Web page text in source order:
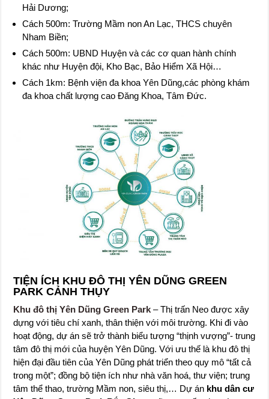
Hải Dương;
Cách 500m: Trường Mầm non An Lạc, THCS chuyên
Nham Biền;
Cách 500m: UBND Huyện và các cơ quan hành chính
khác như Huyện đội, Kho Bạc, Bảo Hiểm Xã Hội…
Cách 1km: Bệnh viện đa khoa Yên Dũng,các phòng khám
đa khoa chất lượng cao Đăng Khoa, Tâm Đức.
TIỆN ÍCH KHU ĐÔ THỊ YÊN DŨNG GREEN
PARK CẢNH THỤY
Khu đô thị Yên Dũng Green Park – Thị trấn Neo được xây
dựng với tiêu chí xanh, thân thiện với môi trường. Khi đi vào
hoạt động, dự án sẽ trở thành biểu tượng “thịnh vượng”- trung
tâm đô thị mới của huyện Yên Dũng. Với ưu thế là khu đô thị
hiện đại đầu tiên của Yên Dũng phát triển theo quy mô “tất cả
trong một”; đồng bộ tiện ích như nhà văn hoá, thư viện; trung
tâm thể thao, trường Mầm non, siêu thị,… Dự án khu dân cư